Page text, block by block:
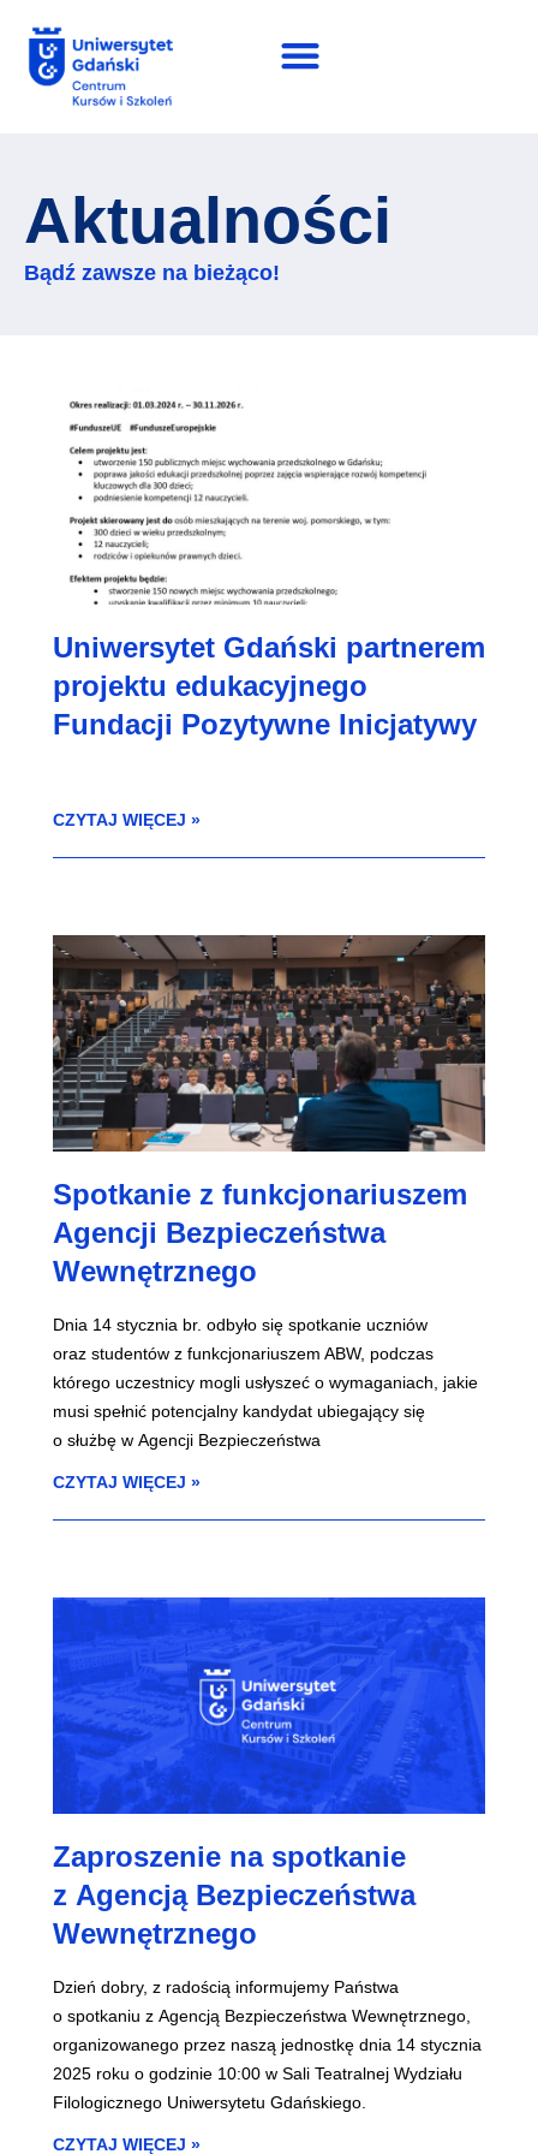
Aktualności
Bądź zawsze na bieżąco!
Uniwersytet Gdański partnerem
projektu edukacyjnego
Fundacji Pozytywne Inicjatywy
CZYTAJ WIĘCEJ »
Spotkanie z funkcjonariuszem
Agencji Bezpieczeństwa
Wewnętrznego
Dnia 14 stycznia br. odbyło się spotkanie uczniów
oraz studentów z funkcjonariuszem ABW, podczas
którego uczestnicy mogli usłyszeć o wymaganiach, jakie
musi spełnić potencjalny kandydat ubiegający się
o służbę w Agencji Bezpieczeństwa
CZYTAJ WIĘCEJ »
Zaproszenie na spotkanie
z Agencją Bezpieczeństwa
Wewnętrznego
Dzień dobry, z radością informujemy Państwa
o spotkaniu z Agencją Bezpieczeństwa Wewnętrznego,
organizowanego przez naszą jednostkę dnia 14 stycznia
2025 roku o godzinie 10:00 w Sali Teatralnej Wydziału
Filologicznego Uniwersytetu Gdańskiego.
CZYTAJ WIĘCEJ »